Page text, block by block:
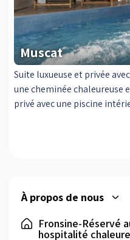
Muscat
Suite luxueuse et privée
une cheminée chaleureuse
privé avec une piscine
queen-size (160X200),
raccordement OUI,
spéciale Double et
qualité, un immense
sièges confortables.
unité de balcon privé
À propos de nous
Fronsine-Réservé
hospitalité